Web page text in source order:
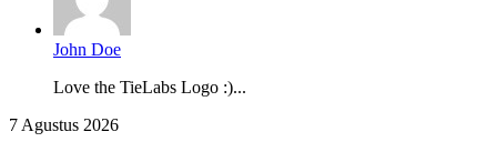
John Doe
Love the TieLabs Logo :)...
Wujudkan
7 Agustus 2026